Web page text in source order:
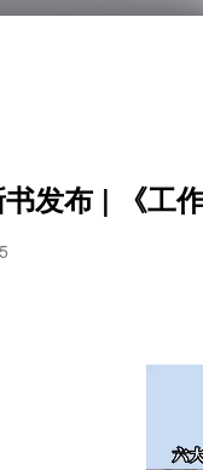
发布 | 《工